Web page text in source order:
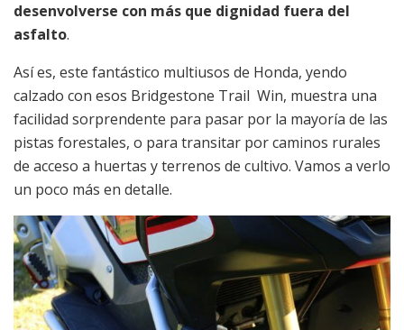
desenvolverse con más que dignidad fuera del
asfalto.
Así es, este fantástico multiusos de Honda, yendo
calzado con esos Bridgestone Trail Win, muestra una
facilidad sorprendente para pasar por la mayoría de las
pistas forestales, o para transitar por caminos rurales
de acceso a huertas y terrenos de cultivo. Vamos a verlo
un poco más en detalle.